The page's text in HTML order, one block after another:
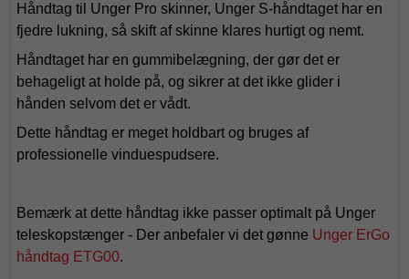
Håndtag til Unger Pro skinner, Unger S-håndtaget har en
fjedre lukning, så skift af skinne klares hurtigt og nemt.
Håndtaget har en gummibelægning, der gør det er
behageligt at holde på, og sikrer at det ikke glider i
hånden selvom det er vådt.
Dette håndtag er meget holdbart og bruges af
professionelle vinduespudsere.
Bemærk at dette håndtag ikke passer optimalt på Unger
teleskopstænger - Der anbefaler vi det gønne Unger ErGo
håndtag ETG00.